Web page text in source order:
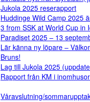
Jukola 2025 reserapport
Huddinge Wild Camp 2025
3 from SSK at World Cup in
Paradiset 2025 – 13
Lär känna ny löpare –
Bruns!
Lag till Jukola 2025
Rapport från KM i
Våravslutning/